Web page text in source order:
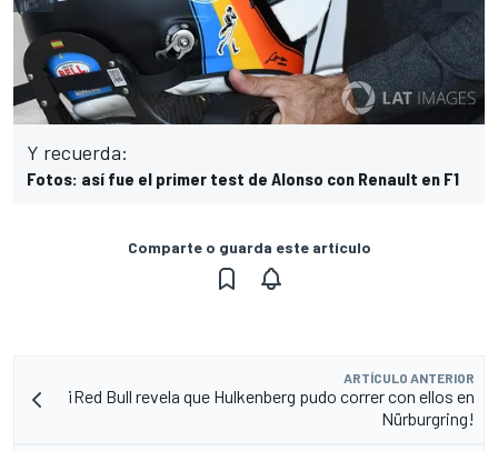
Y recuerda:
Fotos: así fue el primer test de Alonso con Renault en F1
Comparte o guarda este artículo
ARTÍCULO ANTERIOR
¡Red Bull revela que Hulkenberg pudo correr con ellos en
Nürburgring!